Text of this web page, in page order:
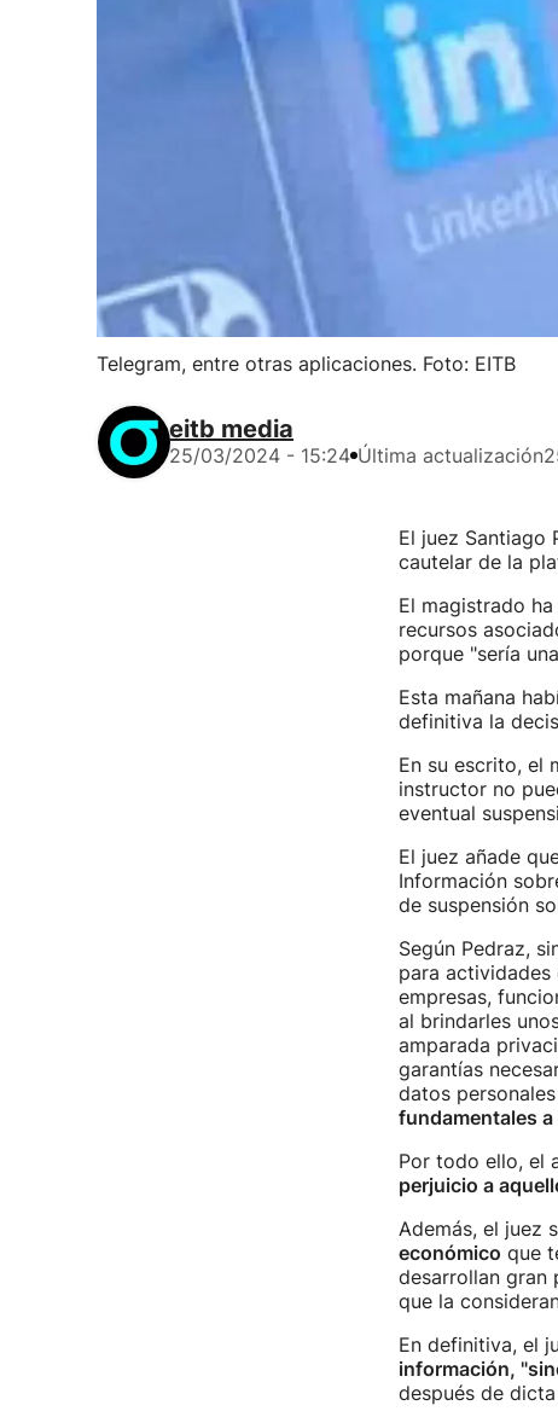
Telegram, entre otras aplicaciones. Foto: EITB
eitb media
25/03/2024 - 15:24 Última actualización
El juez Santiago
cautelar de la
El magistrado
recursos
porque "sería
Esta mañana
definitiva la
En su escrito, el
instructor no
eventual
El juez añade
Información
de suspensión
Según Pedraz,
para
empresas,
al brindarles
amparada
garantías
datos
fundamentales
Por todo ello, el
perjuicio a
Además, el juez
económico que
desarrollan gran
que la
En definitiva, el
información,
después de